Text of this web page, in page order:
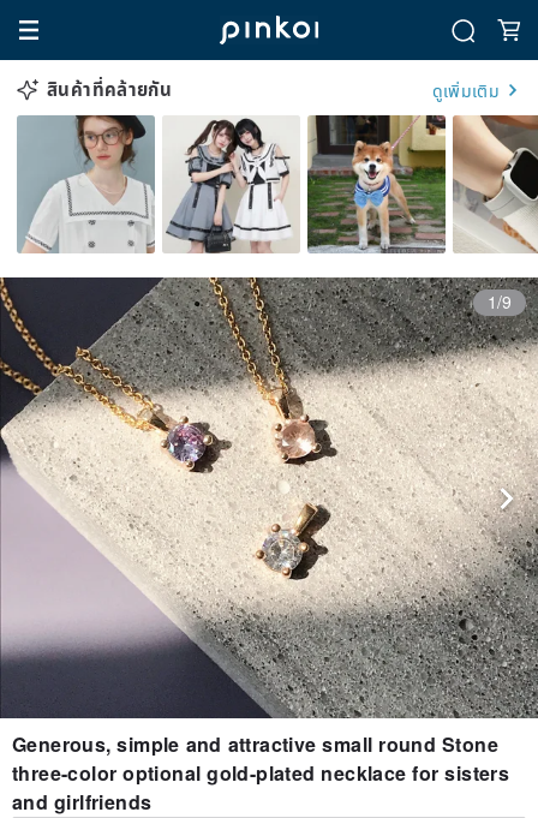
สินค้าที่คล้ายกัน ดูเพิ่มเติม
1/9
Generous, simple and attractive small round Stone
three-color optional gold-plated necklace for sisters
and girlfriends